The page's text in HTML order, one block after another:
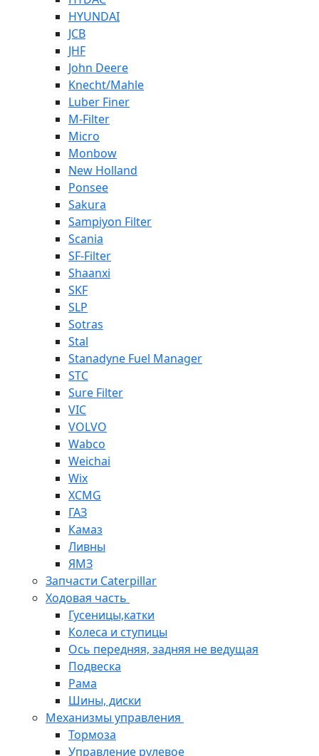
HYUNDAI
JCB
JHF
John Deere
Knecht/Mahle
Luber Finer
M-Filter
Micro
Monbow
New Holland
Ponsee
Sakura
Sampiyon Filter
Scania
SF-Filter
Shaanxi
SKF
SLP
Sotras
Stal
Stanadyne Fuel Manager
STC
Sure Filter
VIC
VOLVO
Wabco
Weichai
Wix
XCMG
ГАЗ
Камаз
Ливны
ЯМЗ
Запчасти Caterpillar
Ходовая часть
Гусеницы,катки
Колеса и ступицы
Ось передняя, задняя не ведущая
Подвеска
Рама
Шины, диски
Механизмы управления
Тормоза
Управление рулевое